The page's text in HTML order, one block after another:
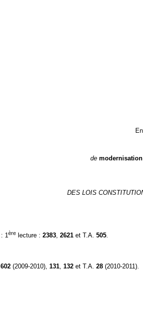
de modernisation
DES LOIS
: 1èrelecture : 2383, 2621et T.A. 505.
602(2009-2010), 131, 132et T.A. 28(2010-2011).